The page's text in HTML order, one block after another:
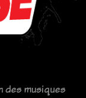
des musiques